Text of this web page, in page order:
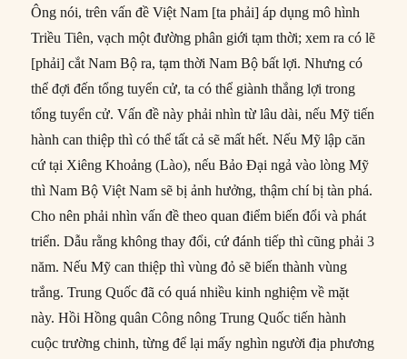
Ông nói, trên vấn đề Việt Nam [ta phải] áp dụng mô hình
Triều Tiên, vạch một đường phân giới tạm thời; xem ra có lẽ
[phải] cắt Nam Bộ ra, tạm thời Nam Bộ bất lợi. Nhưng có
thể đợi đến tổng tuyển cử, ta có thể giành thắng lợi trong
tổng tuyển cử. Vấn đề này phải nhìn từ lâu dài, nếu Mỹ tiến
hành can thiệp thì có thể tất cả sẽ mất hết. Nếu Mỹ lập căn
cứ tại Xiêng Khoảng (Lào), nếu Bảo Đại ngả vào lòng Mỹ
thì Nam Bộ Việt Nam sẽ bị ảnh hưởng, thậm chí bị tàn phá.
Cho nên phải nhìn vấn đề theo quan điểm biến đổi và phát
triển. Dẫu rằng không thay đổi, cứ đánh tiếp thì cũng phải 3
năm. Nếu Mỹ can thiệp thì vùng đỏ sẽ biến thành vùng
trắng. Trung Quốc đã có quá nhiều kinh nghiệm về mặt
này. Hồi Hồng quân Công nông Trung Quốc tiến hành
cuộc trường chinh, từng để lại mấy nghìn người địa phương